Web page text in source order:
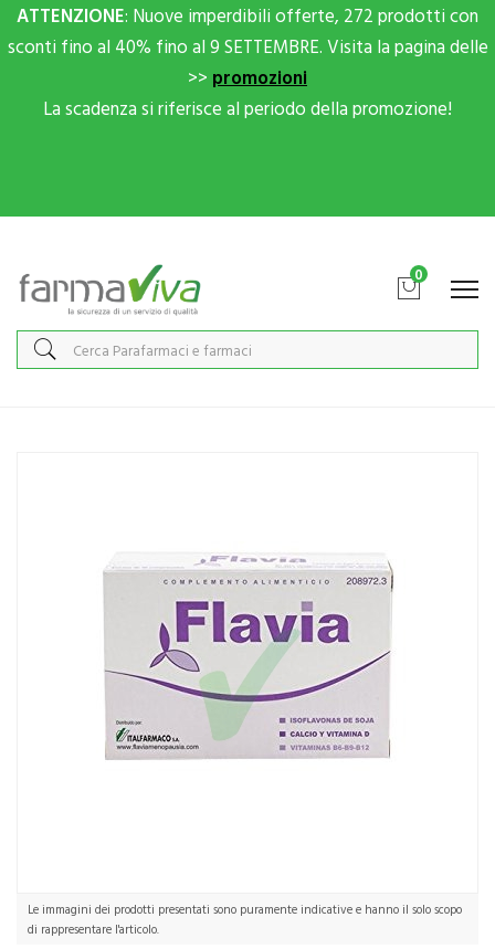
ATTENZIONE: Nuove imperdibili offerte, 272 prodotti con
sconti fino al 40% fino al 9 SETTEMBRE. Visita la pagina delle
>> promozioni
La scadenza si riferisce al periodo della promozione!
0
Le immagini dei prodotti presentati sono puramente indicative e hanno il solo scopo
di rappresentare l'articolo.